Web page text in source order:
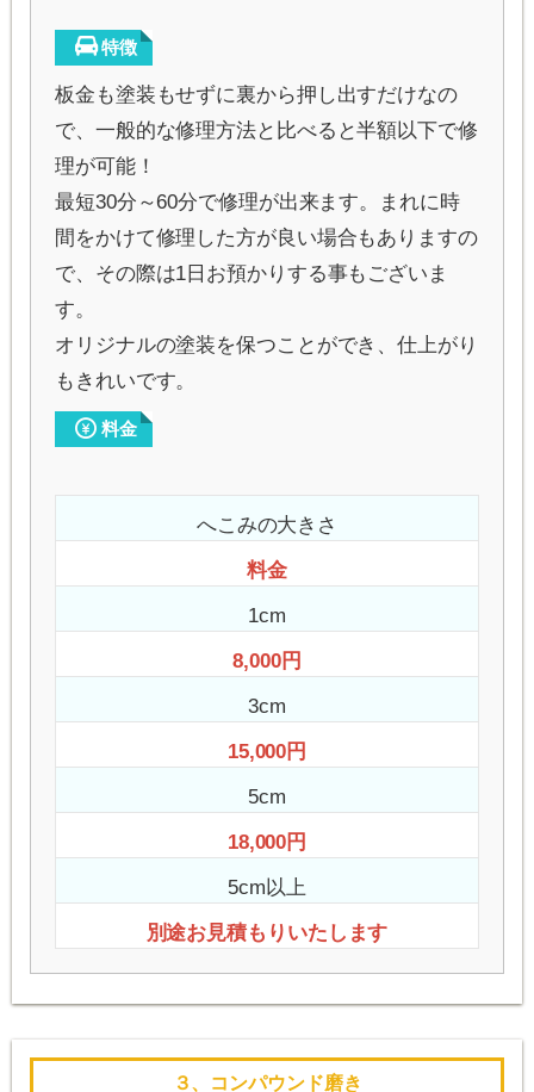
特徴
板金も塗装もせずに裏から押し出すだけなの
で、一般的な修理方法と比べると半額以下で修
理が可能！
最短30分～60分で修理が出来ます。まれに時
間をかけて修理した方が良い場合もありますの
で、その際は1日お預かりする事もございま
す。
オリジナルの塗装を保つことができ、仕上がり
もきれいです。
料金
へこみの大きさ
料金
1cm
8,000円
3cm
15,000円
5cm
18,000円
5cm以上
別途お見積もりいたします
３、コンパウンド磨き